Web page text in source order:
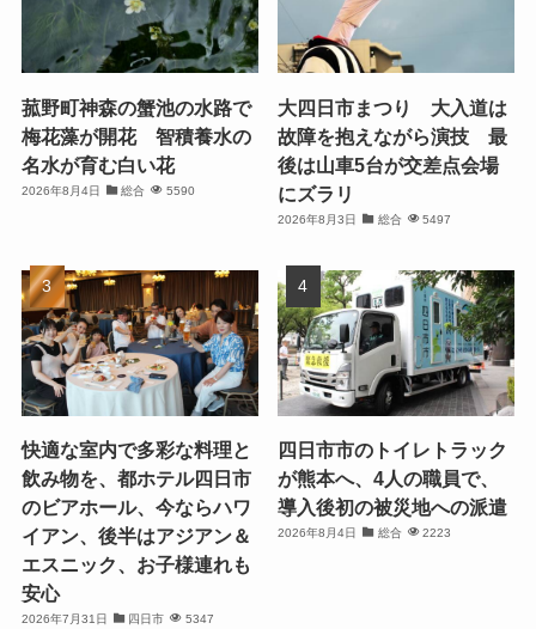
菰野町神森の蟹池の水路で
梅花藻が開花 智積養水の
名水が育む白い花
2026年8月4日 総合 5590
大四日市まつり 大入道は
故障を抱えながら演技 最
後は山車5台が交差点会場
にズラリ
2026年8月3日 総合 5497
快適な室内で多彩な料理と
飲み物を、都ホテル四日市
のビアホール、今ならハワ
イアン、後半はアジアン＆
エスニック、お子様連れも
安心
2026年7月31日 四日市 5347
四日市市のトイレトラック
が熊本へ、4人の職員で、
導入後初の被災地への派遣
2026年8月4日 総合 2223